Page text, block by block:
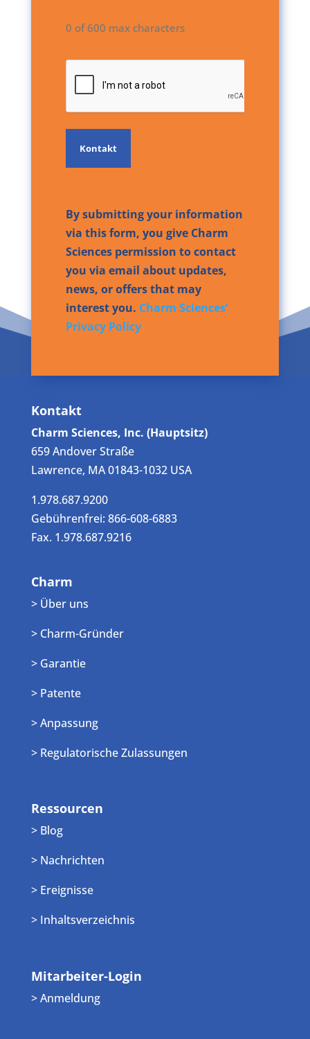
0 of 600 max characters
By submitting your information
via this form, you give Charm
Sciences permission to contact
you via email about updates,
news, or offers that may
interest you. Charm Sciences’
Privacy Policy
Kontakt
Charm Sciences, Inc. (Hauptsitz)
659 Andover Straße
Lawrence, MA 01843-1032 USA
1.978.687.9200
Gebührenfrei: 866-608-6883
Fax. 1.978.687.9216
Charm
> Über uns
> Charm-Gründer
> Garantie
> Patente
> Anpassung
> Regulatorische Zulassungen
Ressourcen
> Blog
> Nachrichten
> Ereignisse
> Inhaltsverzeichnis
Mitarbeiter-Login
> Anmeldung